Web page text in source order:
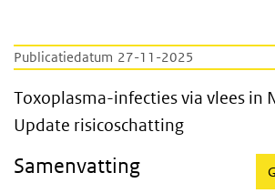
Publicatiedatum 27-11-2025
Toxoplasma-infecties via
Toxoplasma-infecties via vlees in
Update risicoschatting
Samenvatting